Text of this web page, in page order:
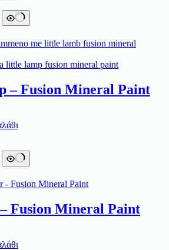
– Fusion Mineral Paint
Fusion Mineral Paint